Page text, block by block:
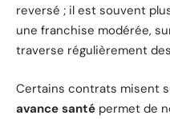
reversé ; il est souvent
une franchise modérée,
traverse régulièrement
Certains contrats misent
avance santé permet de